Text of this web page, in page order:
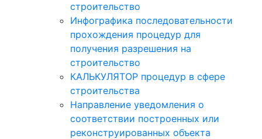
строительство
Инфографика последовательности
прохождения процедур для
получения разрешения на
строительство
КАЛЬКУЛЯТОР процедур в сфере
строительства
Направление уведомления о
соответствии построенных или
реконструированных объекта